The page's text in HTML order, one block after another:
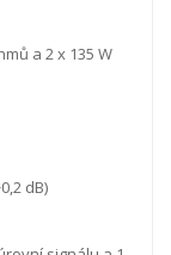
a 2 x 135 W
dB)